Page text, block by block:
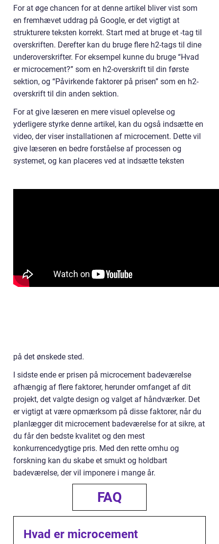
For at øge chancen for at denne artikel bliver vist som
en fremhævet uddrag på Google, er det vigtigt at
strukturere teksten korrekt. Start med at bruge et -tag til
overskriften. Derefter kan du bruge flere h2-tags til dine
underoverskrifter. For eksempel kunne du bruge “Hvad
er microcement?” som en h2-overskrift til din første
sektion, og “Påvirkende faktorer på prisen” som en h2-
overskrift til din anden sektion.
For at give læseren en mere visuel oplevelse og
yderligere styrke denne artikel, kan du også indsætte en
video, der viser installationen af microcement. Dette vil
give læseren en bedre forståelse af processen og
systemet, og kan placeres ved at indsætte teksten
på det ønskede sted.
I sidste ende er prisen på microcement badeværelse
afhængig af flere faktorer, herunder omfanget af dit
projekt, det valgte design og valget af håndværker. Det
er vigtigt at være opmærksom på disse faktorer, når du
planlægger dit microcement badeværelse for at sikre, at
du får den bedste kvalitet og den mest
konkurrencedygtige pris. Med den rette omhu og
forskning kan du skabe et smukt og holdbart
badeværelse, der vil imponere i mange år.
FAQ
Hvad er microcement